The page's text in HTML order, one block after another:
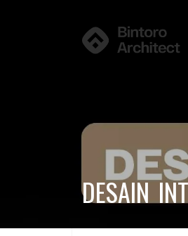
DESAIN